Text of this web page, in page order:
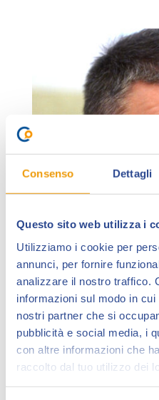
Consenso Dettagli
Questo sito web utilizza i
Utilizziamo i cookie per
annunci, per fornire
analizzare il nostro traffico.
informazioni sul modo in
nostri partner che si
pubblicità e social media, i
con altre informazioni che
raccolto dal tuo utilizzo dei
Paolo Massagli ,
pubblicatoAlice nel Paese
Nel 2017 ha scritto e
speciale della serie cult
Stefano Fantelli e Rossano